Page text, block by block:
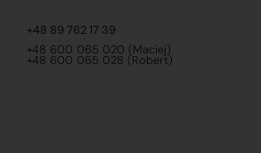
+48 89 762 17 39
+48 600 065 020 (Maciej)
+48 600 065 028 (Robert)